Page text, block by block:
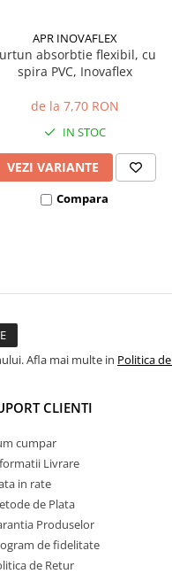
APR INOVAFLEX
absorbtie flexibil, cu
spira PVC, Inovaflex
de la 7,70 RON
IN STOC
VEZI VARIANTE
Compara
Afla mai multe in Politica
CLIENTI
cumpar
Livrare
in rate
de Plata
Produselor
de fidelitate
de Retur